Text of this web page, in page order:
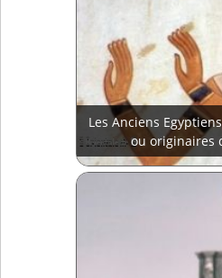
Les Anciens
ou originaires